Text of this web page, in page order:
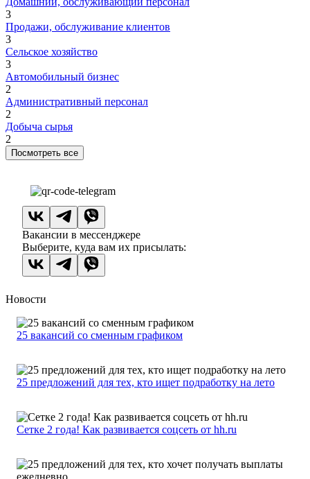
3
Продажи, обслуживание клиентов
3
Сельское хозяйство
3
Автомобильный бизнес
2
Административный персонал
2
Добыча сырья
2
Посмотреть все
Вакансии в мессенджере
Выберите, куда вам их присылать:
Новости
25 вакансий со сменным графиком
25 предложений для тех, кто ищет подработку на лето
Сетке 2 года! Как развивается соцсеть от hh.ru